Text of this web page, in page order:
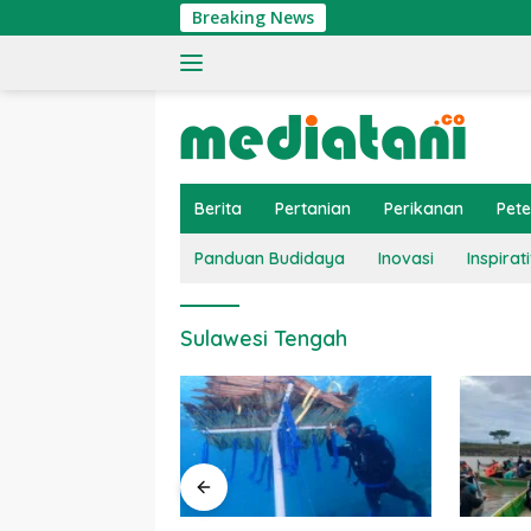
ke
Breaking News
Berita Pertanian Perikanan
Panduan Budidaya Inovasi
Sulawesi Tengah